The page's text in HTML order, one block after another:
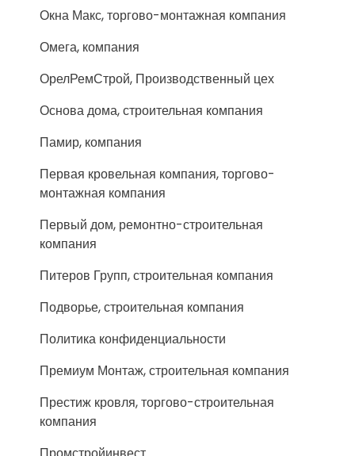
Окна Макс, торгово-монтажная компания
Омега, компания
ОрелРемСтрой, Производственный цех
Основа дома, строительная компания
Памир, компания
Первая кровельная компания, торгово-
монтажная компания
Первый дом, ремонтно-строительная
компания
Питеров Групп, строительная компания
Подворье, строительная компания
Политика конфиденциальности
Премиум Монтаж, строительная компания
Престиж кровля, торгово-строительная
компания